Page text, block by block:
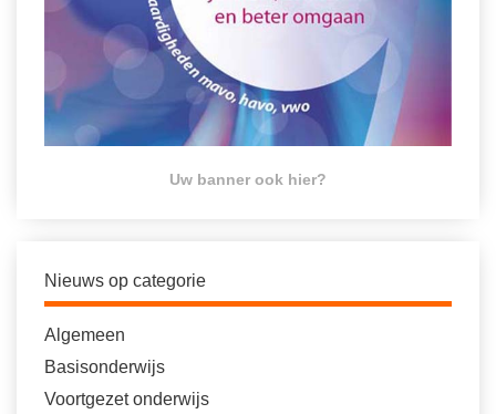
Uw banner ook hier?
Nieuws op categorie
Algemeen
Basisonderwijs
Voortgezet onderwijs